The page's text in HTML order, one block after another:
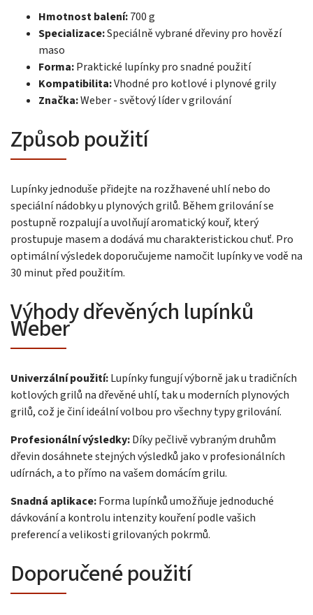
Hmotnost balení:700 g
Specializace:Speciálně vybrané dřeviny pro hovězí
maso
Forma:Praktické lupínky pro snadné použití
Kompatibilita:Vhodné pro kotlové i plynové grily
Značka:Weber - světový líder v grilování
Způsob použití
Lupínky jednoduše přidejte na rozžhavené uhlí nebo do
speciální nádobky u plynových grilů. Během grilování se
postupně rozpalují a uvolňují aromatický kouř, který
prostupuje masem a dodává mu charakteristickou chuť. Pro
optimální výsledek doporučujeme namočit lupínky ve vodě na
30 minut před použitím.
Výhody dřevěných lupínků
Weber
Univerzální použití:Lupínky fungují výborně jak u tradičních
kotlových grilů na dřevěné uhlí, tak u moderních plynových
grilů, což je činí ideální volbou pro všechny typy grilování.
Profesionální výsledky:Díky pečlivě vybraným druhům
dřevin dosáhnete stejných výsledků jako v profesionálních
udírnách, a to přímo na vašem domácím grilu.
Snadná aplikace:Forma lupínků umožňuje jednoduché
dávkování a kontrolu intenzity kouření podle vašich
preferencí a velikosti grilovaných pokrmů.
Doporučené použití